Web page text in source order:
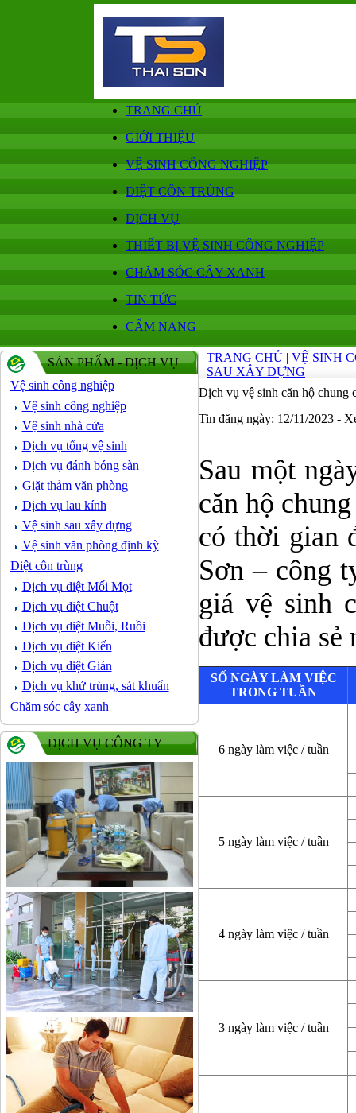
TRANG CHỦ
GIỚI THIỆU
VỆ SINH CÔNG NGHIỆP
DIỆT CÔN TRÙNG
DỊCH VỤ
THIẾT BỊ VỆ SINH CÔNG NGHIỆP
CHĂM SÓC CÂY XANH
TIN TỨC
CẨM NANG
SẢN PHẨM - DỊCH VỤ
Vệ sinh công nghiệp
Vệ sinh công nghiệp
Vệ sinh nhà cửa
Dịch vụ tổng vệ sinh
Dịch vụ đánh bóng sàn
Giặt thảm văn phòng
Dịch vụ lau kính
Vệ sinh sau xây dựng
Vệ sinh văn phòng định kỳ
Diệt côn trùng
Dịch vụ diệt Mối Mọt
Dịch vụ diệt Chuột
Dịch vụ diệt Muỗi, Ruồi
Dịch vụ diệt Kiến
Dịch vụ diệt Gián
Dịch vụ khử trùng, sát khuẩn
Chăm sóc cây xanh
DỊCH VỤ CÔNG TY
TRANG CHỦ | VỆ SINH
SAU XÂY DỰNG
Dịch vụ vệ sinh căn hộ chung
Tin đăng ngày: 12/11/2023 -
Sau một
căn hộ
có thời gian
Sơn – công
giá vệ sinh
được chia sẻ
SỐ NGÀY LÀM VIỆC
TRONG TUẦN
6 ngày làm việc / tuần
5 ngày làm việc / tuần
4 ngày làm việc / tuần
3 ngày làm việc / tuần